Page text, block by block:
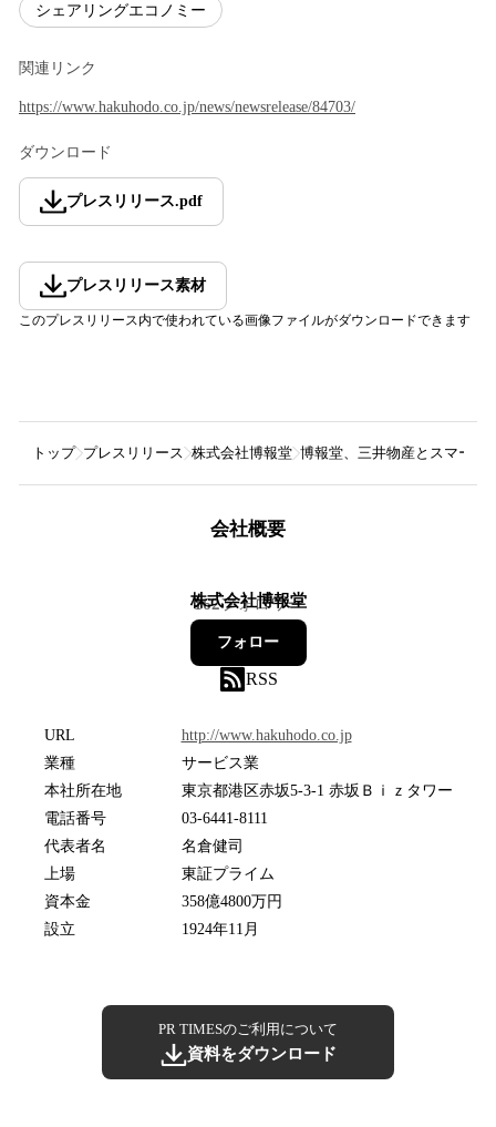
シェアリングエコノミー
関連リンク
https://www.hakuhodo.co.jp/news/newsrelease/84703/
ダウンロード
プレスリリース.pdf
プレスリリース素材
このプレスリリース内で使われている画像ファイルがダウンロードできます
トップ プレスリリース 株式会社博報堂 博報堂、三井物産とスマー
会社概要
株式会社博報堂
162フォロワー
フォロー
RSS
URL
http://www.hakuhodo.co.jp
業種
サービス業
本社所在地
東京都港区赤坂5-3-1 赤坂Ｂｉｚタワー
電話番号
03-6441-8111
代表者名
名倉健司
上場
東証プライム
資本金
358億4800万円
設立
1924年11月
PR TIMESのご利用について
資料をダウンロード